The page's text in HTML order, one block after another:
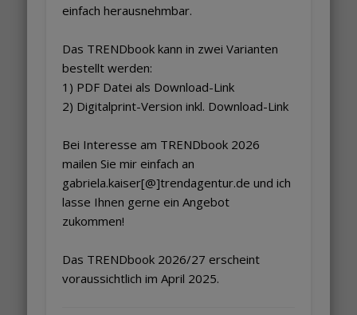
einfach herausnehmbar.
Das TRENDbook kann in zwei Varianten
bestellt werden:
1) PDF Datei als Download-Link
2) Digitalprint-Version inkl. Download-Link
Bei Interesse am TRENDbook 2026
mailen Sie mir einfach an
gabriela.kaiser[@]trendagentur.de und ich
lasse Ihnen gerne ein Angebot
zukommen!
Das TRENDbook 2026/27 erscheint
voraussichtlich im April 2025.